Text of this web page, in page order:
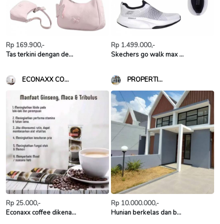
Rp 169.900,-
Tas terkini dengan de...
Rp 1.499.000,-
Skechers go walk max ...
ECONAXX CO...
Rp 25.000,-
Econaxx coffee dikena...
PROPERTI...
Rp 10.000.000,-
Hunian berkelas dan b...